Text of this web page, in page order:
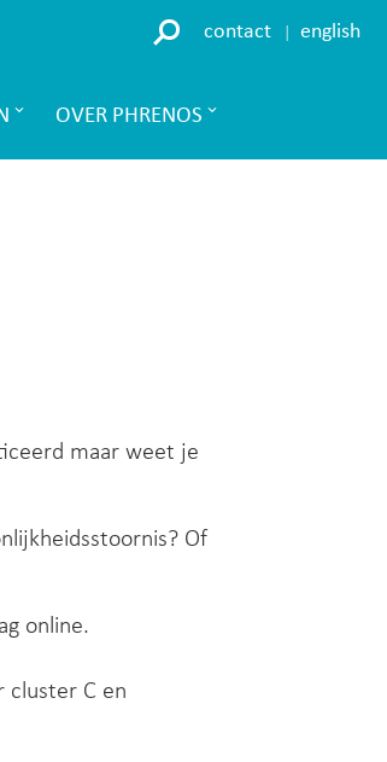
contact english
OVER PHRENOS
maar weet je
Of
online.
cluster C en